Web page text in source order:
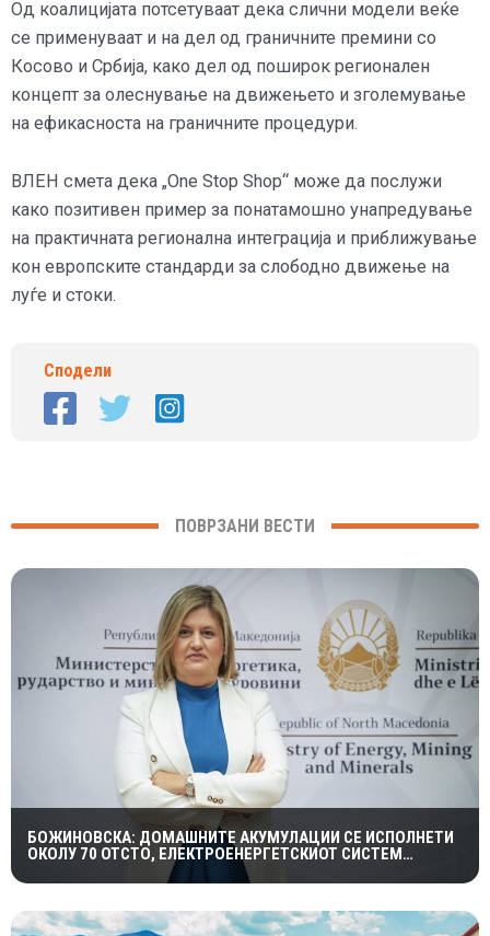
Од коалицијата потсетуваат дека слични модели веќе
се применуваат и на дел од граничните премини со
Косово и Србија, како дел од поширок регионален
концепт за олеснување на движењето и зголемување
на ефикасноста на граничните процедури.
ВЛЕН смета дека „One Stop Shop“ може да послужи
како позитивен пример за понатамошно унапредување
на практичната регионална интеграција и приближување
кон европските стандарди за слободно движење на
луѓе и стоки.
Сподели
ПОВРЗАНИ ВЕСТИ
БОЖИНОВСКА: ДОМАШНИТЕ АКУМУЛАЦИИ СЕ ИСПОЛНЕТИ
ОКОЛУ 70 ОТСТО, ЕЛЕКТРОЕНЕРГЕТСКИОТ СИСТЕМ
ОСТАНУВА СТАБИЛЕН